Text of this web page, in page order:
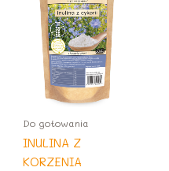
Do gotowania
INULINA Z
KORZENIA